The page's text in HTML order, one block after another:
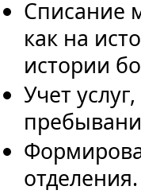
Списание
как на
истории
Учет
отделения.